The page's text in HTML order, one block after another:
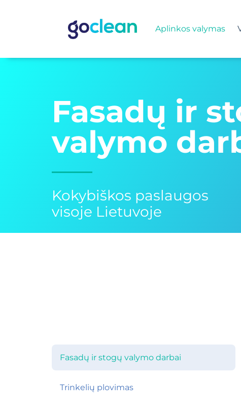
Aplinkos valymas
Fasadų ir
valymo
Kokybiškos paslaugos
visoje Lietuvoje
Fasadų ir stogų valymo darbai
Trinkelių plovimas